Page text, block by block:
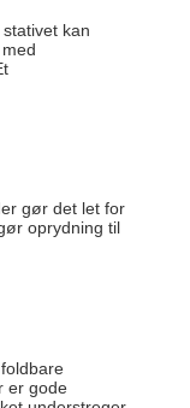
kan
gør det let for
oprydning til
er gode